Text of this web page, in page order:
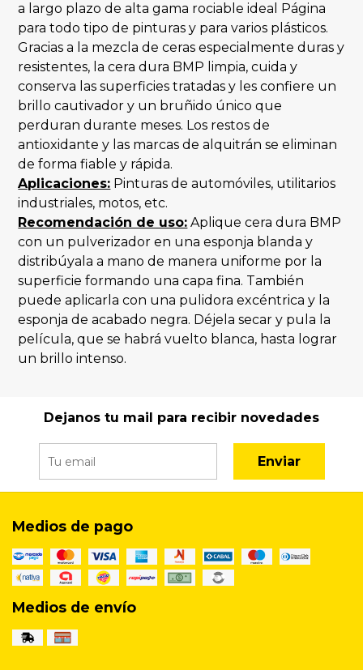
a largo plazo de alta gama rociable ideal Página
para todo tipo de pinturas y para varios plásticos.
Gracias a la mezcla de ceras especialmente duras y
resistentes, la cera dura BMP limpia, cuida y
conserva las superficies tratadas y les confiere un
brillo cautivador y un bruñido único que
perduran durante meses. Los restos de
antioxidante y las marcas de alquitrán se eliminan
de forma fiable y rápida.
Aplicaciones: Pinturas de automóviles, utilitarios
industriales, motos, etc.
Recomendación de uso: Aplique cera dura BMP
con un pulverizador en una esponja blanda y
distribúyala a mano de manera uniforme por la
superficie formando una capa fina. También
puede aplicarla con una pulidora excéntrica y la
esponja de acabado negra. Déjela secar y pula la
película, que se habrá vuelto blanca, hasta lograr
un brillo intenso.
Dejanos tu mail para recibir novedades
Enviar
Medios de pago
Medios de envío